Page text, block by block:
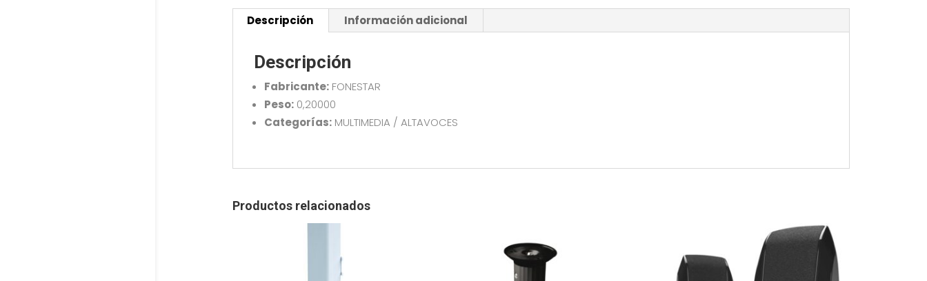
30W
Descripción Información adicional
Descripción
Fabricante:FONESTAR
Peso:0,20000
Categorías:MULTIMEDIA / ALTAVOCES
Productos relacionados